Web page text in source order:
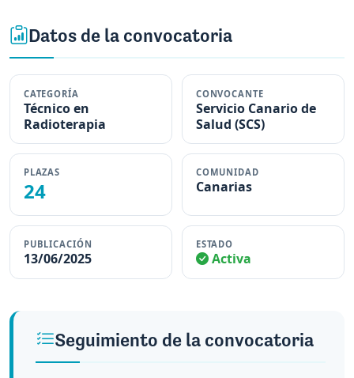
Datos de la convocatoria
CATEGORÍA
Técnico en
Radioterapia
CONVOCANTE
Servicio Canario de
Salud (SCS)
PLAZAS
24
COMUNIDAD
Canarias
PUBLICACIÓN
13/06/2025
ESTADO
Activa
Seguimiento de la convocatoria